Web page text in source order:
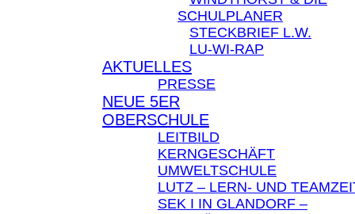
SCHULPLANER
STECKBRIEF L.W.
LU-WI-RAP
AKTUELLES
PRESSE
NEUE 5ER
OBERSCHULE
LEITBILD
KERNGESCHÄFT
UMWELTSCHULE
LUTZ – LERN- UND
SEK I IN GLANDORF –